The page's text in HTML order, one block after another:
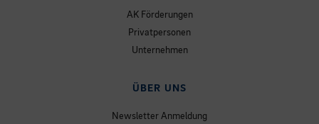
AK Förderungen
Privatpersonen
Unternehmen
ÜBER UNS
Newsletter Anmeldung